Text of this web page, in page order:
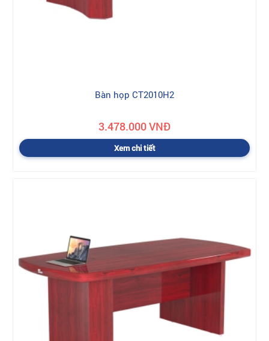
Bàn họp CT2010H2
3.478.000 VNĐ
Xem chi tiết